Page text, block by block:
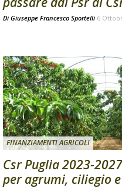
Di Giuseppe Francesco Sportelli 6
FINANZIAMENTI AGRICOLI
Csr Puglia 2023-
per agrumi, ciliegio